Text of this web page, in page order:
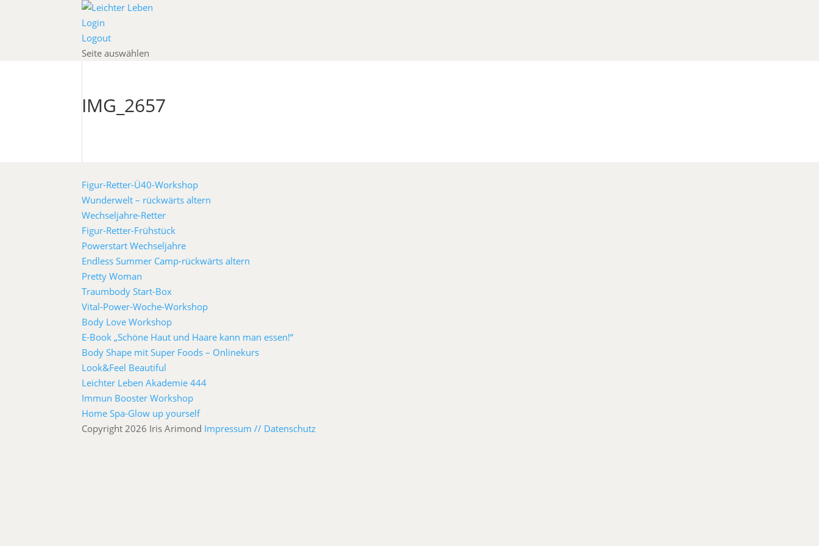
Login
Logout
Seite auswählen
IMG_2657
Figur-Retter-Ü40-Workshop
Wunderwelt – rückwärts altern
Wechseljahre-Retter
Figur-Retter-Frühstück
Powerstart Wechseljahre
Endless Summer Camp-rückwärts altern
Pretty Woman
Traumbody Start-Box
Vital-Power-Woche-Workshop
Body Love Workshop
E-Book „Schöne Haut und Haare kann man essen!“
Body Shape mit Super Foods – Onlinekurs
Look&Feel Beautiful
Leichter Leben Akademie 444
Immun Booster Workshop
Home Spa-Glow up yourself
Copyright 2026 Iris Arimond Impressum // Datenschutz